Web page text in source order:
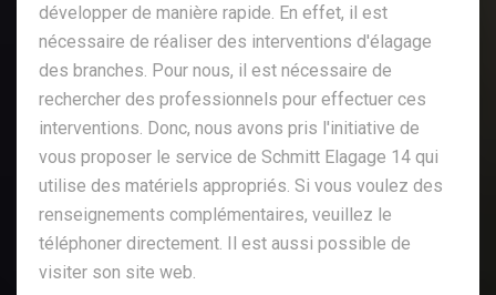
développer de manière rapide. En effet, il est
nécessaire de réaliser des interventions d'élagage
des branches. Pour nous, il est nécessaire de
rechercher des professionnels pour effectuer ces
interventions. Donc, nous avons pris l'initiative de
vous proposer le service de Schmitt Elagage 14 qui
utilise des matériels appropriés. Si vous voulez des
renseignements complémentaires, veuillez le
téléphoner directement. Il est aussi possible de
visiter son site web.